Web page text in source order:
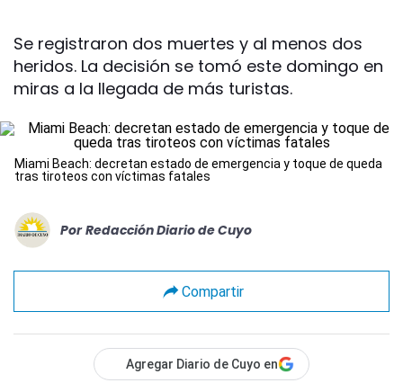
Se registraron dos muertes y al menos dos
heridos. La decisión se tomó este domingo en
miras a la llegada de más turistas.
Miami Beach: decretan estado de emergencia y toque de queda
tras tiroteos con víctimas fatales
Por Redacción Diario de Cuyo
Compartir
Agregar Diario de Cuyo en